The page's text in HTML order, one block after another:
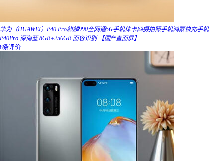
华为（HUAWEI）P40 Pro麒麟990全网通5G手机徕卡四摄拍照手机鸿蒙快充手机
P40Pro 深海蓝 8GB+256GB 面容识别 【国产直面屏】
8条评价